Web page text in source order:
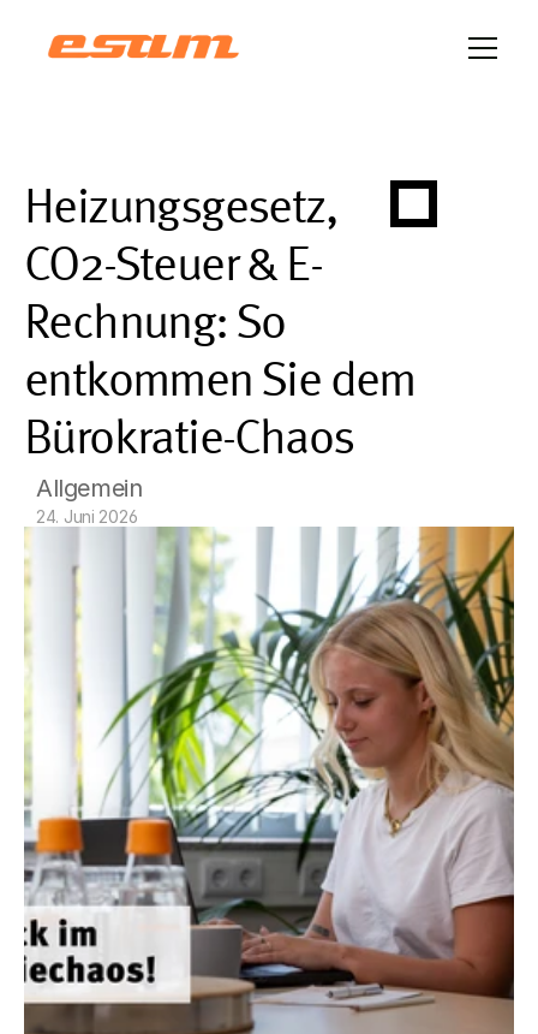
Heizungsgesetz,
CO2-Steuer & E-
Rechnung: So
entkommen Sie dem
Bürokratie-Chaos
Allgemein
24. Juni 2026